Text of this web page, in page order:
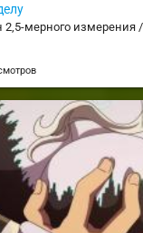
2,5-мерного измерения